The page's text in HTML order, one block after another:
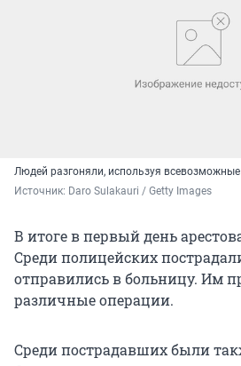
Людей разгоняли, используя всевозможные
Источник: Daro Sulakauri / Getty Images
В итоге в первый день
Среди полицейских
отправились в больницу. Им
различные операции.
Среди пострадавших были